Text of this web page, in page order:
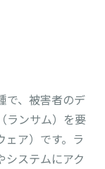
で、被害者のデ
ランサム）を要
ア）です。ラ
システムにアク